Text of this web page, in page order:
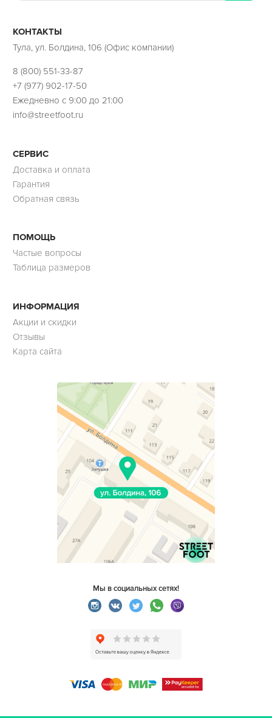
КОНТАКТЫ
Тула, ул. Болдина, 106 (Офис компании)
8 (800) 551-33-87
+7 (977) 902-17-50
Ежедневно с 9:00 до 21:00
info@streetfoot.ru
СЕРВИС
Доставка и оплата
Гарантия
Обратная связь
ПОМОЩЬ
Частые вопросы
Таблица размеров
ИНФОРМАЦИЯ
Акции и скидки
Отзывы
Карта сайта
Мы в социальных сетях!